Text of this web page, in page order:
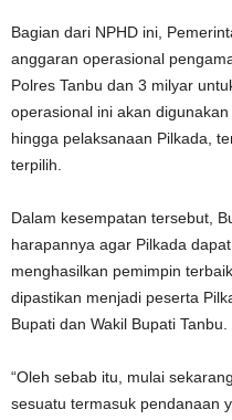
Bagian dari NPHD ini,
anggaran operasional
Polres Tanbu dan 3 milyar
operasional ini akan
hingga pelaksanaan Pilkada,
terpilih.
Dalam kesempatan tersebut,
harapannya agar Pilkada
menghasilkan pemimpin
dipastikan menjadi peserta
Bupati dan Wakil Bupati Tanbu.
“Oleh sebab itu, mulai
sesuatu termasuk pendanaan